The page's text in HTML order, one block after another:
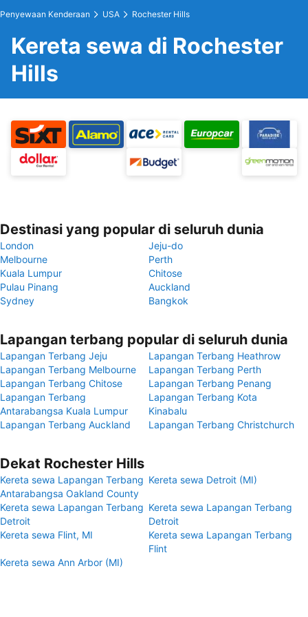
Penyewaan Kenderaan USA Rochester Hills
Kereta sewa di Rochester
Hills
Destinasi yang popular di seluruh dunia
London
Jeju-do
Melbourne
Perth
Kuala Lumpur
Chitose
Pulau Pinang
Auckland
Sydney
Bangkok
Lapangan terbang popular di seluruh dunia
Lapangan Terbang Jeju
Lapangan Terbang Heathrow
Lapangan Terbang Melbourne
Lapangan Terbang Perth
Lapangan Terbang Chitose
Lapangan Terbang Penang
Lapangan Terbang
Antarabangsa Kuala Lumpur
Lapangan Terbang Kota
Kinabalu
Lapangan Terbang Auckland
Lapangan Terbang Christchurch
Dekat Rochester Hills
Kereta sewa Lapangan Terbang
Antarabangsa Oakland County
Kereta sewa Detroit (MI)
Kereta sewa Lapangan Terbang
Detroit
Kereta sewa Lapangan Terbang
Detroit
Kereta sewa Flint, MI
Kereta sewa Lapangan Terbang
Flint
Kereta sewa Ann Arbor (MI)